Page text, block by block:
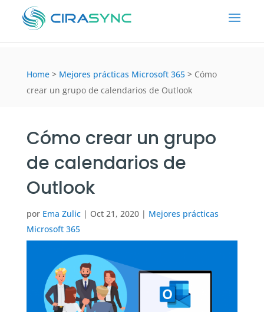
Home > Mejores prácticas Microsoft 365 > Cómo
crear un grupo de calendarios de Outlook
Cómo crear un grupo
de calendarios de
Outlook
por Ema Zulic| Oct 21, 2020| Mejores prácticas
Microsoft 365